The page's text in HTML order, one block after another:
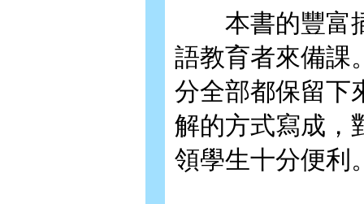
本書的豐富插
語教育者來備課
分全部都保留下
解的方式寫成，
領學生十分便利